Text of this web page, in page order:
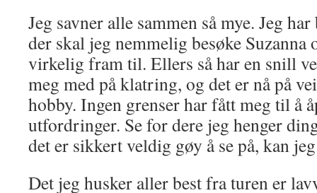
Jeg savner alle sammen så mye. Jeg
der skal jeg nemmelig besøke Suzanna
virkelig fram til. Ellers så har en snill
meg med på klatring, og det er nå på
hobby. Ingen grenser har fått meg til å
utfordringer. Se for dere jeg henger
det er sikkert veldig gøy å se på, kan
Det jeg husker aller best fra turen er